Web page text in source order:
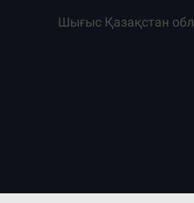
Шығыс Қазақстан